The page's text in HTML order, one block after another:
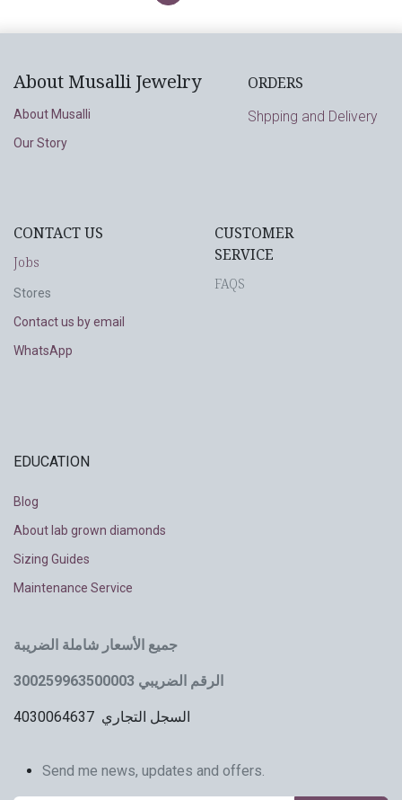
About Musalli Jewelry
About Musalli
Our Story
ORDERS
Shpping and Delivery
CONTACT US
Jobs
Stores
Contact us by email
WhatsApp
CUSTOMER
SERVICE
FAQS
EDUCATION
Blog
About lab grown diamonds
Sizing Guides
Maintenance Service
جميع الأسعار شاملة الضريبة
السجل التجاري 4030064637
Send me news, updates and offers.​